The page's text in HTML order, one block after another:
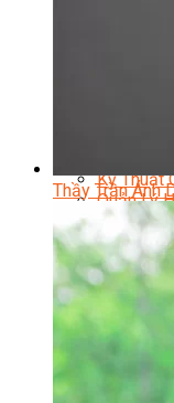
Khởi Sự
Kinh
Chăm
Chuyên
Trang
Phun
Kỹ
Barber
Kỹ Thuật
Quản Lý
Nối Mi
Quản Lý
Kỹ Thuật
Nail
Kinh
Train The
Chăm
Gội Đầu
Thầy Trần Ánh